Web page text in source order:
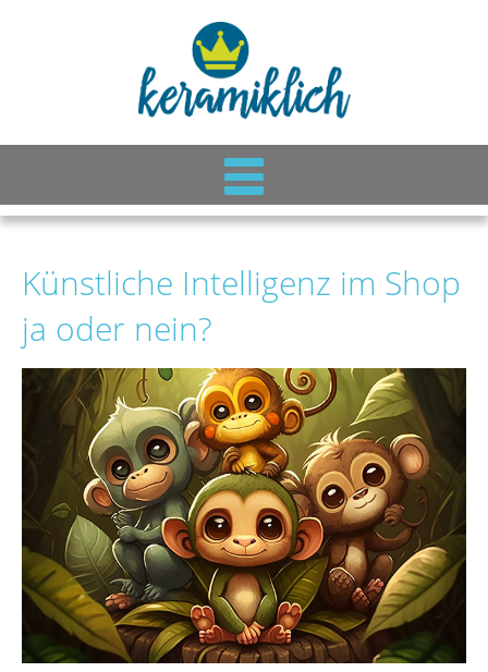
Künstliche Intelligenz im Shop
ja oder nein?